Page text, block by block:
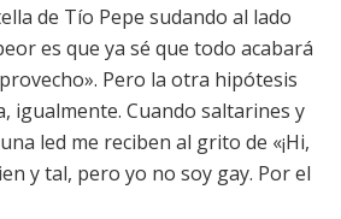
de Tío Pepe sudando al lado
es que ya sé que todo acabará
Pero la otra hipótesis
igualmente. Cuando saltarines y
led me reciben al grito de «¡Hi,
y tal, pero yo no soy gay. Por el